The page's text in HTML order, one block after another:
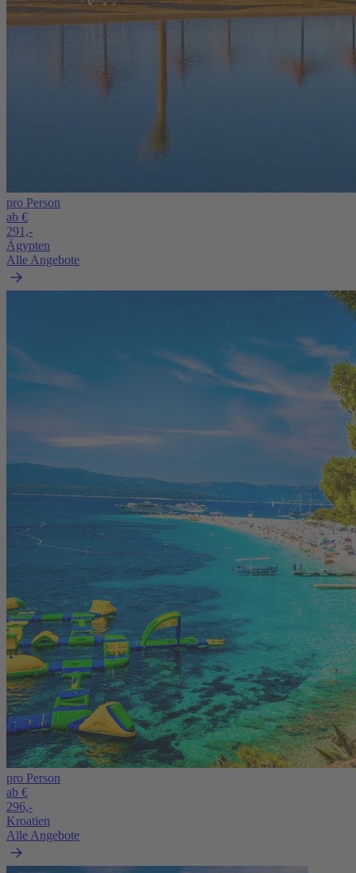
pro Person
ab €
291,-
Ägypten
Alle Angebote
pro Person
ab €
296,-
Kroatien
Alle Angebote